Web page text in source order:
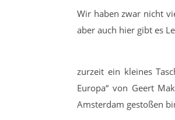
Wir haben zwar nicht
aber auch hier gibt es
zurzeit ein kleines
Europa“ von Geert
Amsterdam gestoßen